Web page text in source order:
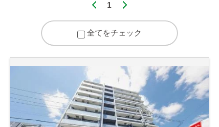
1
全てをチェック